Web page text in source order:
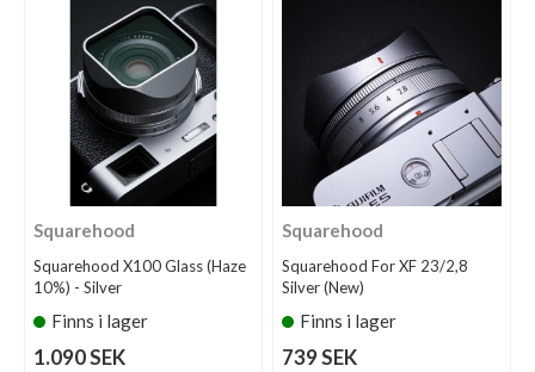
Squarehood
Squarehood X100 Glass (Haze
10%) - Silver
Finns i lager
1.090 SEK
Squarehood
Squarehood For XF 23/2,8
Silver (New)
Finns i lager
739 SEK